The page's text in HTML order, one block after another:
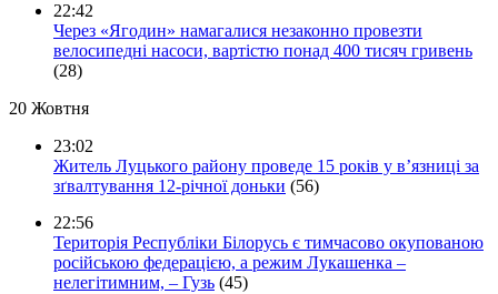
22:42
Через «Ягодин» намагалися незаконно провезти
велосипедні насоси, вартістю понад 400 тисяч гривень
(28)
20 Жовтня
23:02
Житель Луцького району проведе 15 років у в’язниці за
зґвалтування 12-річної доньки (56)
22:56
Територія Республіки Білорусь є тимчасово окупованою
російською федерацією, а режим Лукашенка –
нелегітимним, – Гузь (45)